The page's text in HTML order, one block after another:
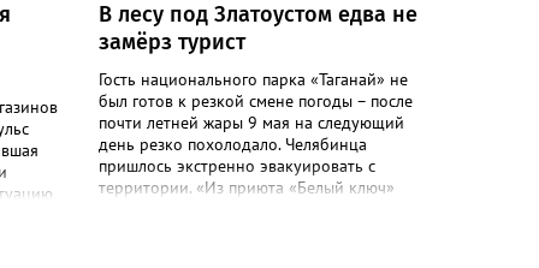
В лесу под Златоустом едва не
замёрз турист
Гость национального парка «Таганай» не
был готов к резкой смене погоды – после
почти летней жары 9 мая на следующий
день резко похолодало. Челябинца
пришлось экстренно эвакуировать с
территории. «Из приюта «Белый ключ»